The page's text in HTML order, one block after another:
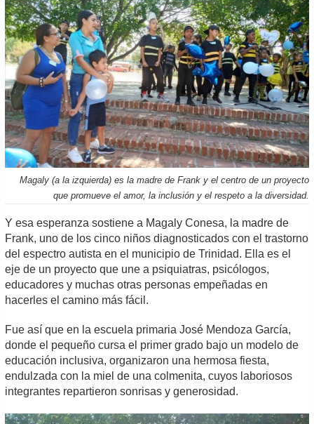
Magaly (a la izquierda) es la madre de Frank y el centro de un proyecto
que promueve el amor, la inclusión y el respeto a la diversidad.
Y esa esperanza sostiene a Magaly Conesa, la madre de
Frank, uno de los cinco niños diagnosticados con el trastorno
del espectro autista en el municipio de Trinidad. Ella es el
eje de un proyecto que une a psiquiatras, psicólogos,
educadores y muchas otras personas empeñadas en
hacerles el camino más fácil.
Fue así que en la escuela primaria José Mendoza García,
donde el pequeño cursa el primer grado bajo un modelo de
educación inclusiva, organizaron una hermosa fiesta,
endulzada con la miel de una colmenita, cuyos laboriosos
integrantes repartieron sonrisas y generosidad.